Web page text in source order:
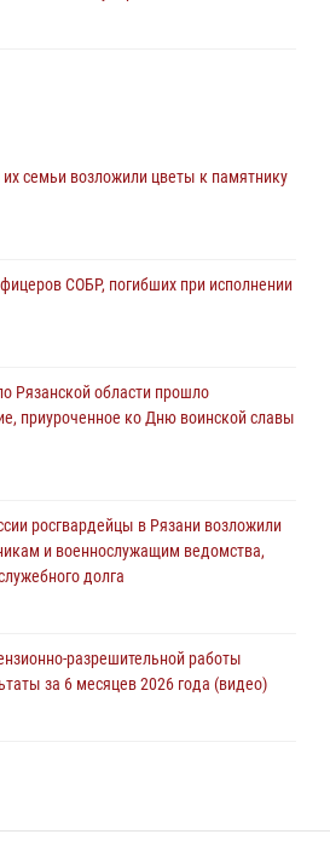
лекции о Крещении Руси
за нарушение
в эфире «Радио России - Рязань»
охране
семьи возложили цветы к памятнику
СОБР, погибших при исполнении
Рязанской области прошло
приуроченное ко Дню воинской славы
росгвардейцы в Рязани возложили
и военнослужащим ведомства,
долга
разрешительной работы
за 6 месяцев 2026 года (видео)